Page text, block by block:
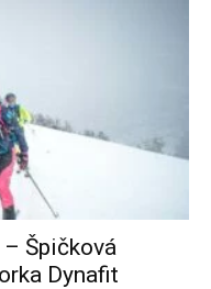
Špičková
Dynafit